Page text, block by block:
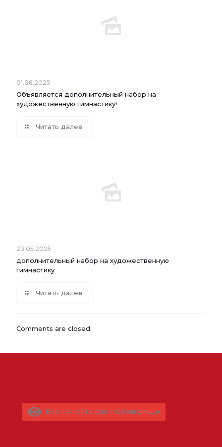
01.08.2025
Объявляется дополнительный набор на
художественную гимнастику!
Читать далее
23.05.2025
дополнительный набор на художественную
гимнастику
Читать далее
Comments are closed.
Версия сайта для слабовидящих